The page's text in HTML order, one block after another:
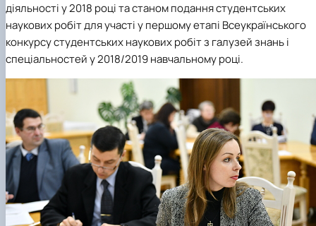
діяльності у 2018 році та станом подання студентських
наукових робіт для участі у першому етапі Всеукраїнського
конкурсу студентських наукових робіт з галузей знань і
спеціальностей у 2018/2019 навчальному році.